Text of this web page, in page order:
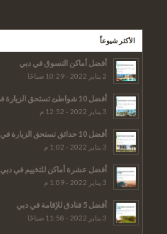
الأكثر شيوعاً
أفضل أماكن التسوق في دبي
2 يناير 2022 - 10:29 صباحًا
أفضل 10 شواطئ تستحق الزيارة في دبي [مُحدّث 2023]
3 يناير 2022 - 12:52 م
أفضل 10 حدائق تستحق الزيارة في دبي
3 يناير 2022 - 1:02 م
أفضل عشرة أماكن للتخييم في دبي
3 يناير 2022 - 1:09 م
أفضل 5 فنادق للإقامة في دبي
3 يناير 2022 - 11:58 صباحًا